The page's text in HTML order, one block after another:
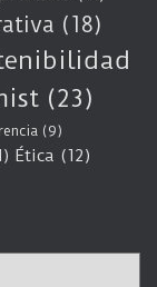
(18)
(23)
(9)
Ética (12)